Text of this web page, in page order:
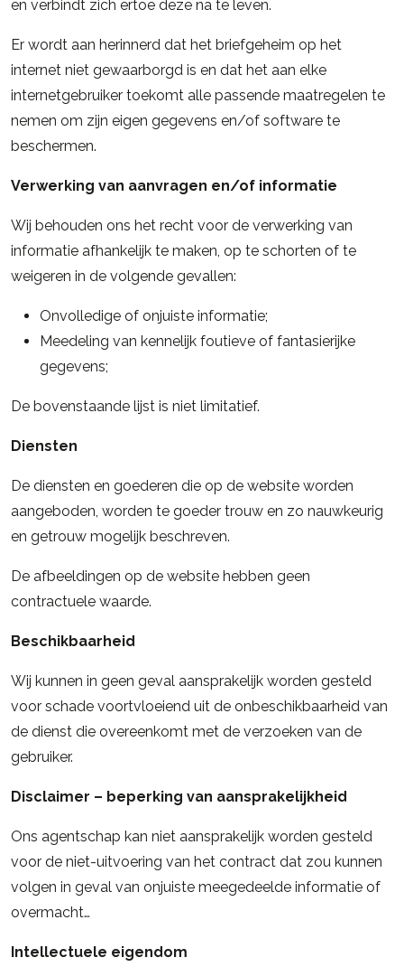
en verbindt zich ertoe deze na te leven.
Er wordt aan herinnerd dat het briefgeheim op het
internet niet gewaarborgd is en dat het aan elke
internetgebruiker toekomt alle passende maatregelen te
nemen om zijn eigen gegevens en/of software te
beschermen.
Verwerking van aanvragen en/of informatie
Wij behouden ons het recht voor de verwerking van
informatie afhankelijk te maken, op te schorten of te
weigeren in de volgende gevallen:
Onvolledige of onjuiste informatie;
Meedeling van kennelijk foutieve of fantasierijke
gegevens;
De bovenstaande lijst is niet limitatief.
Diensten
De diensten en goederen die op de website worden
aangeboden, worden te goeder trouw en zo nauwkeurig
en getrouw mogelijk beschreven.
De afbeeldingen op de website hebben geen
contractuele waarde.
Beschikbaarheid
Wij kunnen in geen geval aansprakelijk worden gesteld
voor schade voortvloeiend uit de onbeschikbaarheid van
de dienst die overeenkomt met de verzoeken van de
gebruiker.
Disclaimer – beperking van aansprakelijkheid
Ons agentschap kan niet aansprakelijk worden gesteld
voor de niet-uitvoering van het contract dat zou kunnen
volgen in geval van onjuiste meegedeelde informatie of
overmacht…
Intellectuele eigendom